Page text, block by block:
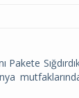
Pakete